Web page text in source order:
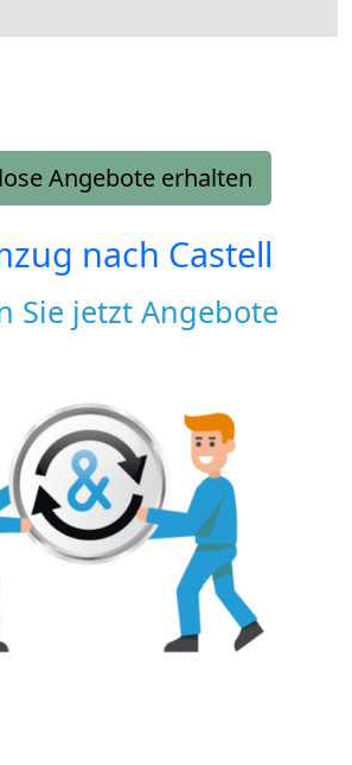
Angebote erhalten
nach Castell
Sie jetzt Angebote